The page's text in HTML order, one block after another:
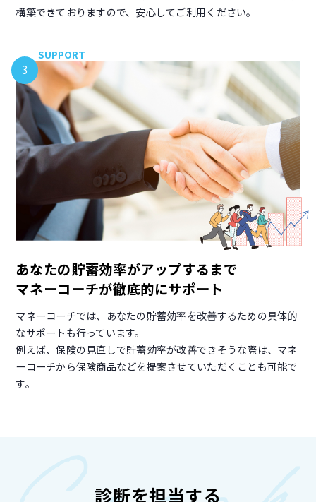
構築できておりますので、安心してご利用ください。
3
SUPPORT
あなたの貯蓄効率がアップするまで
マネーコーチが徹底的にサポート
マネーコーチでは、あなたの貯蓄効率を改善するための具体的
なサポートも行っています。
例えば、保険の見直しで貯蓄効率が改善できそうな際は、マネ
ーコーチから保険商品などを提案させていただくことも可能で
す。
診断を担当する